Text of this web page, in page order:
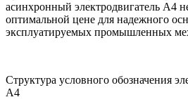
асинхронный электродвигатель А4
оптимальной цене для надежного
эксплуатируемых промышленных
Структура условного обозначения
А4